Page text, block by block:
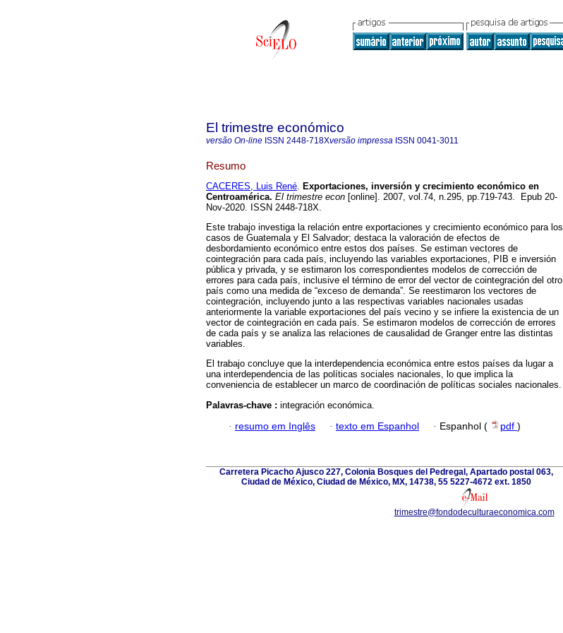
El trimestre económico
versão On-line ISSN 2448-718Xversão impressa ISSN 0041-3011
Resumo
CACERES, Luis René. Exportaciones, inversión y crecimiento económico en
Centroamérica. El trimestre econ [online]. 2007, vol.74, n.295, pp.719-743. Epub 20-
Nov-2020. ISSN 2448-718X.
Este trabajo investiga la relación entre exportaciones y crecimiento económico para los
casos de Guatemala y El Salvador; destaca la valoración de efectos de
desbordamiento económico entre estos dos países. Se estiman vectores de
cointegración para cada país, incluyendo las variables exportaciones, PIB e inversión
pública y privada, y se estimaron los correspondientes modelos de corrección de
errores para cada país, inclusive el término de error del vector de cointegración del otro
país como una medida de “exceso de demanda”. Se reestimaron los vectores de
cointegración, incluyendo junto a las respectivas variables nacionales usadas
anteriormente la variable exportaciones del país vecino y se infiere la existencia de un
vector de cointegración en cada país. Se estimaron modelos de corrección de errores
de cada país y se analiza las relaciones de causalidad de Granger entre las distintas
variables.
El trabajo concluye que la interdependencia económica entre estos países da lugar a
una interdependencia de las políticas sociales nacionales, lo que implica la
conveniencia de establecer un marco de coordinación de políticas sociales nacionales.
Palavras-chave : integración económica.
· resumo em Inglês · texto em Espanhol · Espanhol ( pdf )
Carretera Picacho Ajusco 227, Colonia Bosques del Pedregal, Apartado postal 063,
Ciudad de México, Ciudad de México, MX, 14738, 55 5227-4672 ext. 1850
trimestre@fondodeculturaeconomica.com